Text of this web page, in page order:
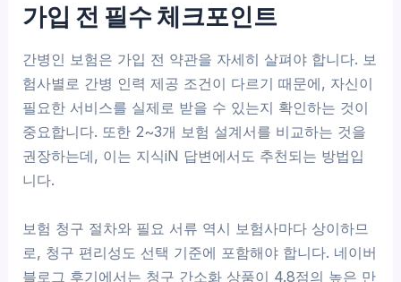
가입 전 필수 체크포인트
간병인 보험은 가입 전 약관을 자세히 살펴야 합니다. 보
험사별로 간병 인력 제공 조건이 다르기 때문에, 자신이
필요한 서비스를 실제로 받을 수 있는지 확인하는 것이
중요합니다. 또한 2~3개 보험 설계서를 비교하는 것을
권장하는데, 이는 지식iN 답변에서도 추천되는 방법입
니다.
보험 청구 절차와 필요 서류 역시 보험사마다 상이하므
로, 청구 편리성도 선택 기준에 포함해야 합니다. 네이버
블로그 후기에서는 청구 간소화 상품이 4.8점의 높은 만